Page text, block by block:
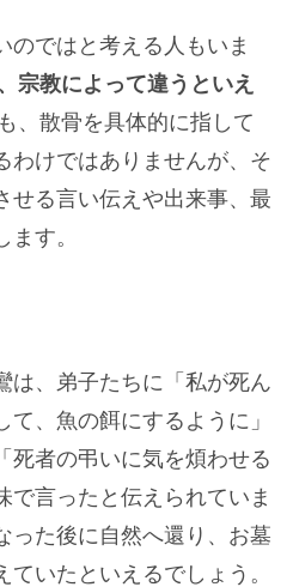
のではと考える人もいま
宗教によって違うといえ
、散骨を具体的に指して
わけではありませんが、そ
せる言い伝えや出来事、最
す。
は、弟子たちに「私が死ん
、魚の餌にするように」
死者の弔いに気を煩わせる
で言ったと伝えられていま
った後に自然へ還り、お墓
いたといえるでしょう。